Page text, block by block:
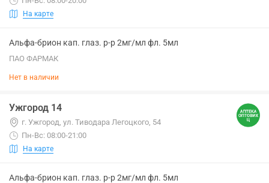
На карте
Альфа-брион кап. глаз. р-р 2мг/мл фл. 5мл
ПАО ФАРМАК
Нет в наличии
Ужгород 14
г. Ужгород, ул. Тиводара Легоцкого, 54
Пн-Вс: 08:00-21:00
На карте
Альфа-брион кап. глаз. р-р 2мг/мл фл. 5мл